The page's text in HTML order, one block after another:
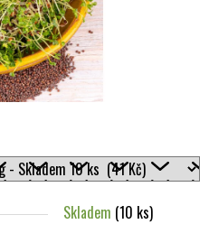
Skladem (10 ks)